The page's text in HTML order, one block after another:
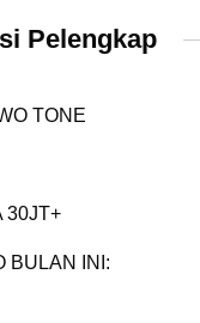
Pelengkap
TONE
30JT+
BULAN INI: